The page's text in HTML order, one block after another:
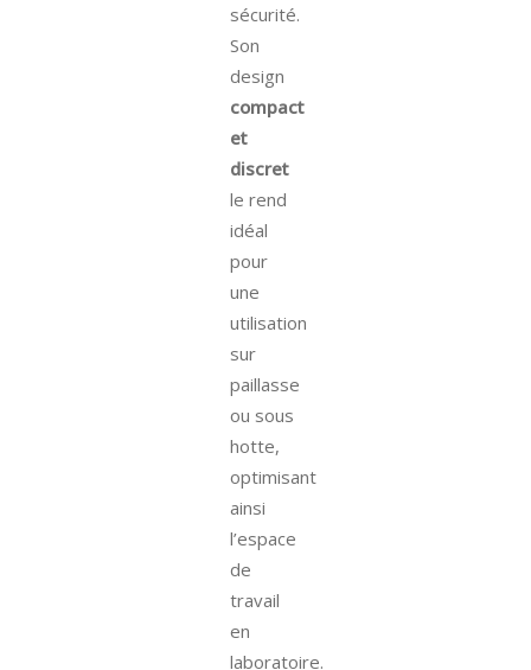
sécurité.
Son
design
compact
et
discret
le rend
idéal
pour
une
utilisation
sur
paillasse
ou sous
hotte,
optimisant
ainsi
l’espace
de
travail
en
laboratoire.